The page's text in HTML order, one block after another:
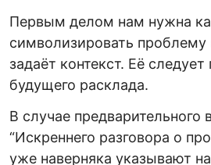
Первым делом нам нужна
символизировать
задаёт контекст. Её
будущего расклада.
В случае предварительного
“Искреннего разговора о
уже наверняка указывают